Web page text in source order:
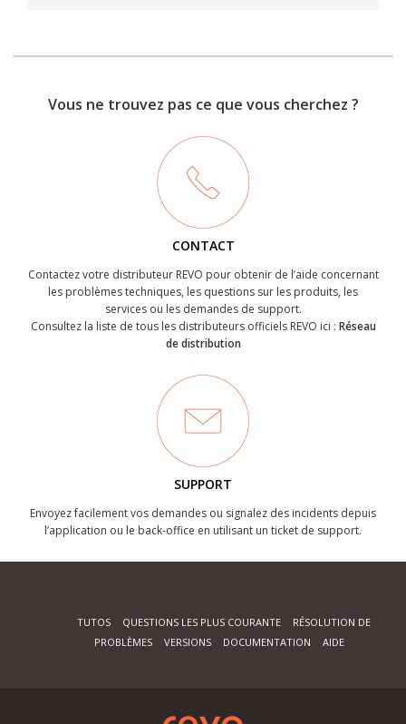
Vous ne trouvez pas ce que vous cherchez ?
CONTACT
Contactez votre distributeur REVO pour obtenir de l’aide concernant
les problèmes techniques, les questions sur les produits, les
services ou les demandes de support.
Consultez la liste de tous les distributeurs officiels REVO ici : Réseau
de distribution
SUPPORT
Envoyez facilement vos demandes ou signalez des incidents depuis
l’application ou le back-office en utilisant un ticket de support.
TUTOS QUESTIONS LES PLUS COURANTE
RÉSOLUTION DE
PROBLÈMES
VERSIONS DOCUMENTATION AIDE